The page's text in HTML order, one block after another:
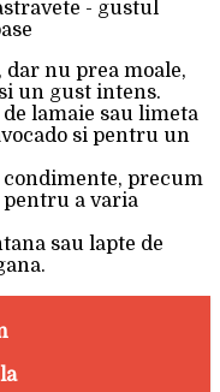
dar nu prea moale,
un gust intens.
lamaie sau limeta
si pentru un
precum
a varia
sau lapte de